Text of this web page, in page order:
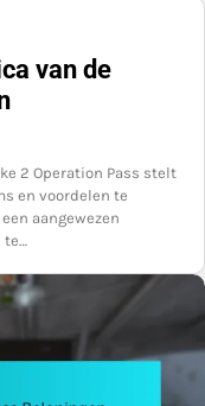
van de
2 Operation Pass stelt
en voordelen te
aangewezen